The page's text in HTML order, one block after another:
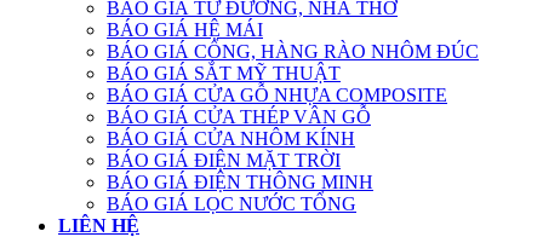
BÁO GIÁ TỪ ĐƯỜNG, NHÀ THỜ
BÁO GIÁ HỆ MÁI
BÁO GIÁ CỔNG, HÀNG RÀO NHÔM ĐÚC
BÁO GIÁ SẮT MỸ THUẬT
BÁO GIÁ CỬA GỖ NHỰA COMPOSITE
BÁO GIÁ CỬA THÉP VÂN GỖ
BÁO GIÁ CỬA NHÔM KÍNH
BÁO GIÁ ĐIỆN MẶT TRỜI
BÁO GIÁ ĐIỆN THÔNG MINH
BÁO GIÁ LỌC NƯỚC TỔNG
LIÊN HỆ